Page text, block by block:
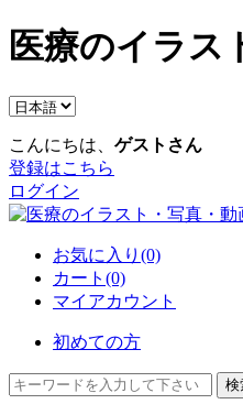
医療のイラス
こんにちは、 ゲストさん
登録はこちら
ログイン
お気に入り(0)
カート(0)
マイアカウント
初めての方